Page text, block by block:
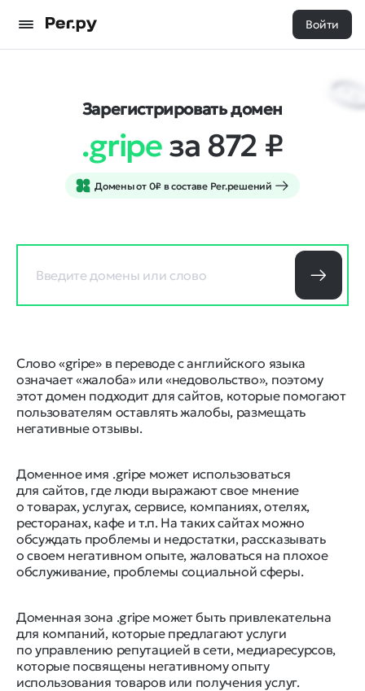
Войти
Зарегистрировать домен
.gripeза 872 ₽
Домены от 0₽ в составе Рег.решений
Слово «gripe» в переводе с английского языка
означает «жалоба» или «недовольство», поэтому
этот домен подходит для сайтов, которые помогают
пользователям оставлять жалобы, размещать
негативные отзывы.
Доменное имя .gripe может использоваться
для сайтов, где люди выражают свое мнение
о товарах, услугах, сервисе, компаниях, отелях,
ресторанах, кафе и т.п. На таких сайтах можно
обсуждать проблемы и недостатки, рассказывать
о своем негативном опыте, жаловаться на плохое
обслуживание, проблемы социальной сферы.
Доменная зона .gripe может быть привлекательна
для компаний, которые предлагают услуги
по управлению репутацией в сети, медиаресурсов,
которые посвящены негативному опыту
использования товаров или получения услуг.